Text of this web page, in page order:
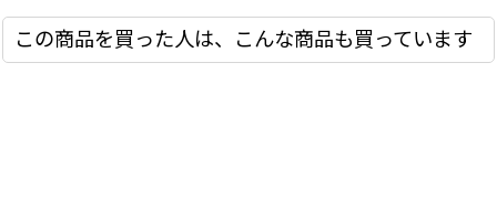
この商品を買った人は、こんな商品も買っています